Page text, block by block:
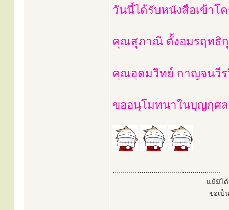
วันนี้ได้รับหนังสือเข้าโ
คุณสุภาณี ตั้งอมรฤทธิ
คุณอุดมวิทย์ กาญจนวีร
ขออนุโมทนาในบุญกุศ
.....................................................
แม้มิได้
ขอเป็